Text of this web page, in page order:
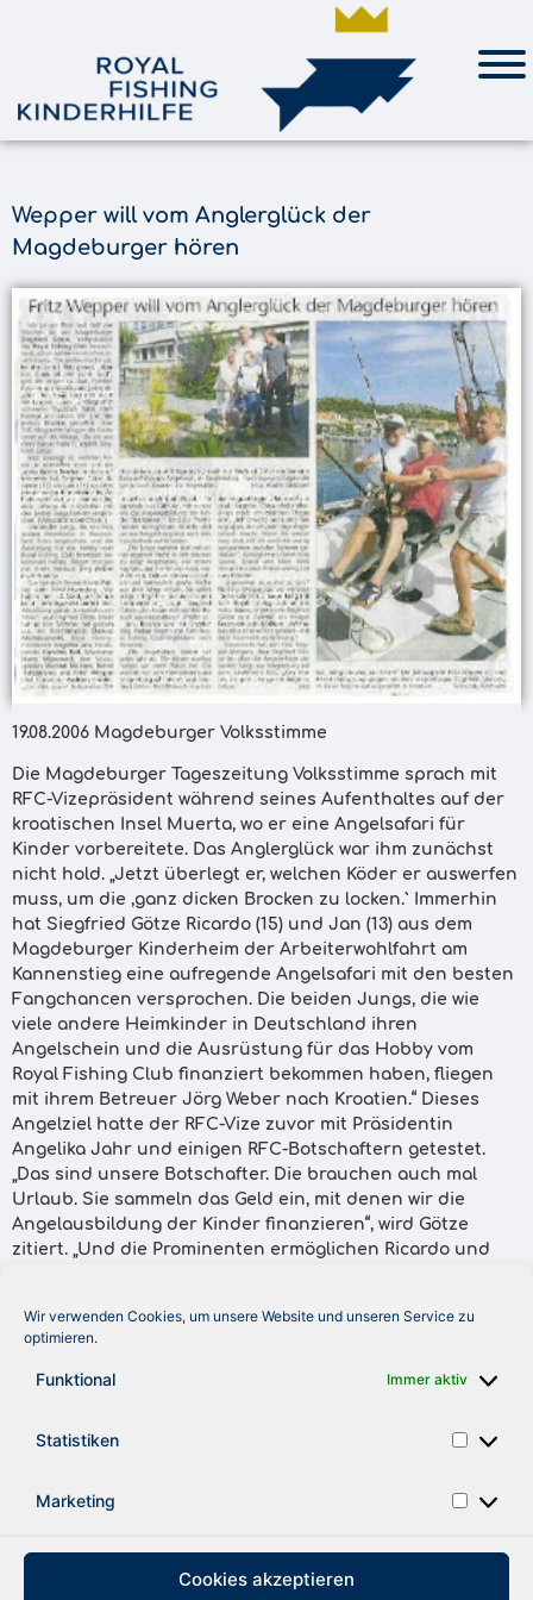
Wir verwenden Cookies, um unsere Website und unseren Service zu
optimieren.
Funktional Immer aktiv
Statistiken
Marketing
Cookies akzeptieren
Wepper will vom Anglerglück der
Magdeburger hören
19.08.2006 Magdeburger Volksstimme
Die Magdeburger Tageszeitung Volksstimme sprach mit
RFC-Vizepräsident während seines Aufenthaltes auf der
kroatischen Insel Muerta, wo er eine Angelsafari für
Kinder vorbereitete. Das Anglerglück war ihm zunächst
nicht hold. „Jetzt überlegt er, welchen Köder er auswerfen
muss, um die ,ganz dicken Brocken zu locken.` Immerhin
hat Siegfried Götze Ricardo (15) und Jan (13) aus dem
Magdeburger Kinderheim der Arbeiterwohlfahrt am
Kannenstieg eine aufregende Angelsafari mit den besten
Fangchancen versprochen. Die beiden Jungs, die wie
viele andere Heimkinder in Deutschland ihren
Angelschein und die Ausrüstung für das Hobby vom
Royal Fishing Club finanziert bekommen haben, fliegen
mit ihrem Betreuer Jörg Weber nach Kroatien.“ Dieses
Angelziel hatte der RFC-Vize zuvor mit Präsidentin
Angelika Jahr und einigen RFC-Botschaftern getestet.
„Das sind unsere Botschafter. Die brauchen auch mal
Urlaub. Sie sammeln das Geld ein, mit denen wir die
Angelausbildung der Kinder finanzieren“, wird Götze
zitiert. „Und die Prominenten ermöglichen Ricardo und
auf Magdeburg.“ Auch Erzieher Jörg Weber flog mit. Auf
Kroatien machte auch RFC-Mitglied Fritz Wepper Urlaub,
für den der Club ein riesiges Feuerwerk organisierte.
beiden Jungs aus Magdeburg auf dem Laufenden hält.“